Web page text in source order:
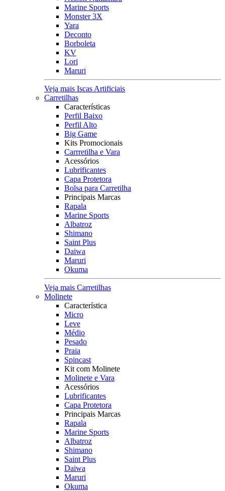
Marine Sports
Monster 3X
Yara
Deconto
Borboleta
KV
Lori
Maruri
Veja mais Iscas Artificiais
Carretilhas
Características
Perfil Baixo
Perfil Alto
Big Game
Kits Promocionais
Carrretilha e Vara
Acessórios
Lubrificantes
Capa Protetora
Bolsa para Carretilha
Principais Marcas
Rapala
Marine Sports
Albatroz
Shimano
Saint Plus
Daiwa
Maruri
Okuma
Veja mais Carretilhas
Molinete
Característica
Micro
Leve
Médio
Pesado
Praia
Spincast
Kit com Molinete
Molinete e Vara
Acessórios
Lubrificantes
Capa Protetora
Principais Marcas
Rapala
Marine Sports
Albatroz
Shimano
Saint Plus
Daiwa
Maruri
Okuma